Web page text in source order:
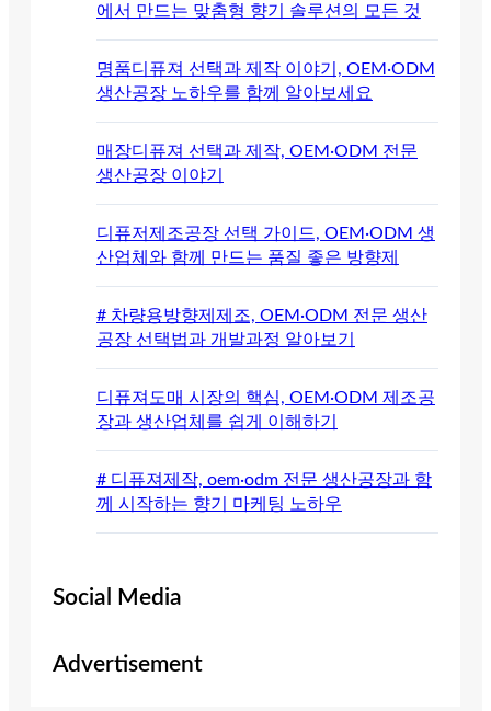
에서 만드는 맞춤형 향기 솔루션의 모든 것
명품디퓨져 선택과 제작 이야기, OEM·ODM
생산공장 노하우를 함께 알아보세요
매장디퓨져 선택과 제작, OEM·ODM 전문
생산공장 이야기
디퓨저제조공장 선택 가이드, OEM·ODM 생
산업체와 함께 만드는 품질 좋은 방향제
# 차량용방향제제조, OEM·ODM 전문 생산
공장 선택법과 개발과정 알아보기
디퓨져도매 시장의 핵심, OEM·ODM 제조공
장과 생산업체를 쉽게 이해하기
# 디퓨져제작, oem·odm 전문 생산공장과 함
께 시작하는 향기 마케팅 노하우
Social Media
Advertisement